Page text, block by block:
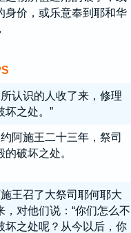
身价，或乐意奉到耶和华
认识的人收了来，修理
坏之处。”
阿施王二十三年，祭司
破坏之处。
王召了大祭司耶何耶大
，对他们说：“你们怎么不
坏之处呢？从今以后，你